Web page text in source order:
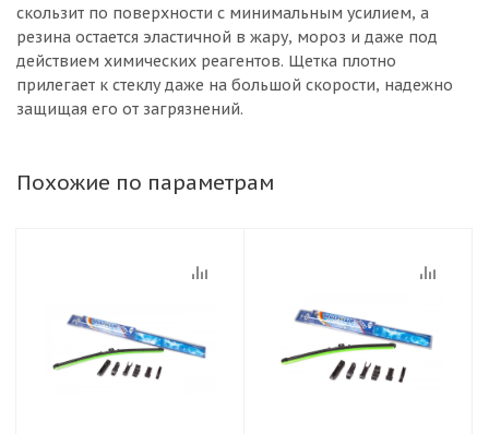
скользит по поверхности с минимальным усилием, а
резина остается эластичной в жару, мороз и даже под
действием химических реагентов. Щетка плотно
прилегает к стеклу даже на большой скорости, надежно
защищая его от загрязнений.
Похожие по параметрам